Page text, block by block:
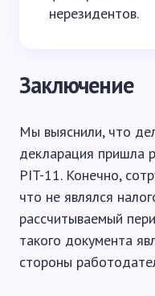
нерезидентов.
Заключение
Мы выяснили, что
декларация пришла
PIT-11. Конечно,
что не являлся
рассчитываемый
такого документа
стороны